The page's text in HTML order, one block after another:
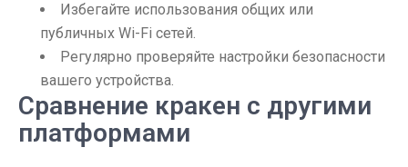
Избегайте использования общих или
публичных Wi-Fi сетей.
Регулярно проверяйте настройки безопасности
вашего устройства.
Сравнение кракен с другими
платформами